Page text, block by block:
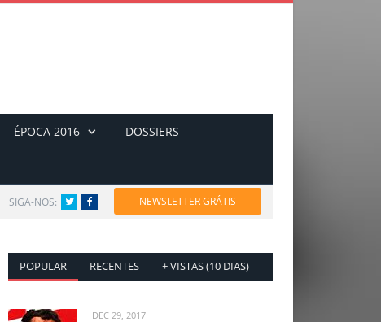
ÉPOCA 2016 DOSSIERS
SIGA-NOS: TwitterFacebook NEWSLETTER GRÁTIS
POPULAR RECENTES + VISTAS (10 DIAS)
DEC 29, 2017